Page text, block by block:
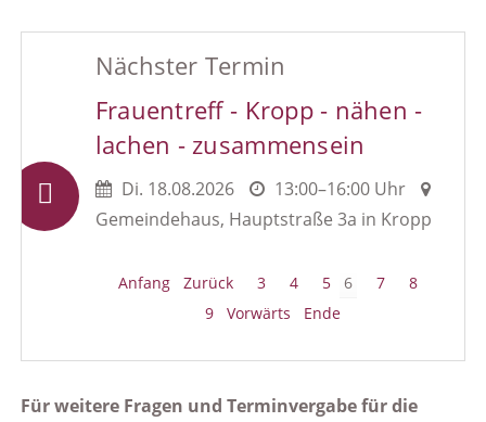
Nächster Termin
Frauentreff - Kropp - nähen -
lachen - zusammensein
Di. 18.08.2026
13:00–16:00 Uhr
Gemeindehaus, Hauptstraße 3a in Kropp
Anfang Zurück 3 4 5 6 7
8
9
Vorwärts Ende
Für weitere Fragen und Terminvergabe für die